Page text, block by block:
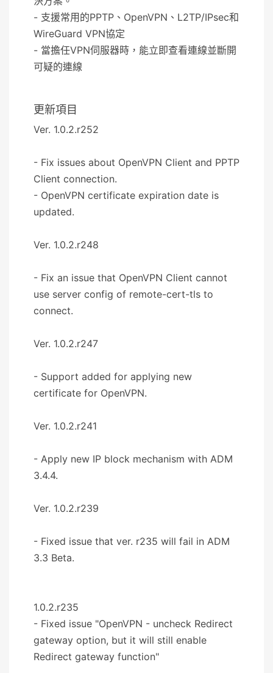
- 支援常用的PPTP、OpenVPN、L2TP/IPsec和
WireGuard VPN協定
- 當擔任VPN伺服器時，能立即查看連線並斷開
可疑的連線
更新項目
Ver. 1.0.2.r252
- Fix issues about OpenVPN Client and PPTP
Client connection.
- OpenVPN certificate expiration date is
updated.
Ver. 1.0.2.r248
- Fix an issue that OpenVPN Client cannot
use server config of remote-cert-tls to
connect.
Ver. 1.0.2.r247
- Support added for applying new
certificate for OpenVPN.
Ver. 1.0.2.r241
- Apply new IP block mechanism with ADM
3.4.4.
Ver. 1.0.2.r239
- Fixed issue that ver. r235 will fail in ADM
3.3 Beta.
1.0.2.r235
- Fixed issue "OpenVPN - uncheck Redirect
gateway option, but it will still enable
Redirect gateway function"